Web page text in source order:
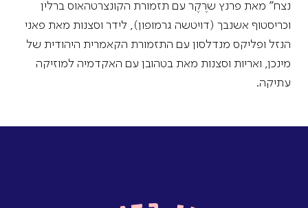
נצח" מאת פרנץ שרֶקֶר עם תזמורת הקונצרטהאוס ברלין
וכריסטוף אשנבך (דויטשה גרמופון), לידר וסצנות מאת פאני
הנזל ופליקס מנדלסון עם התזמורת הקאמרית היהודית של
מינכן, ואריות וסצנות מאת בטהובן עם האקדמיה למוזיקה
עתיקה.